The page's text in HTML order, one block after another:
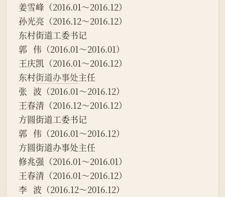
姜雪峰（2016.01～2016.12）
孙光亮（2016.12～2016.12）
东村街道工委书记
郭   伟（2016.01～2016.01）
王庆凯（2016.01～2016.12）
东村街道办事处主任
张   波（2016.01～2016.12）
王春清（2016.12～2016.12）
方圆街道工委书记
郭   伟（2016.01～2016.12）
方圆街道办事处主任
修兆强（2016.01～2016.01）
王春清（2016.01～2016.12）
李   波（2016.12～2016.12）